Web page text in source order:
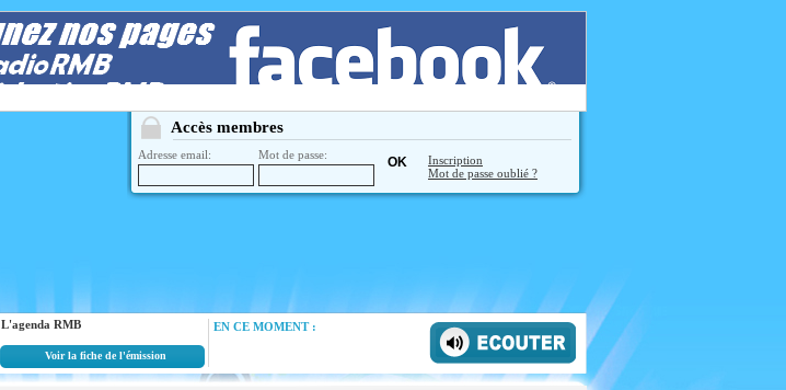
L'agenda RMB
Voir la fiche de l'émission
EN CE MOMENT :
Accès membres
Adresse email: Mot de passe:
Inscription
Mot de passe oublié ?